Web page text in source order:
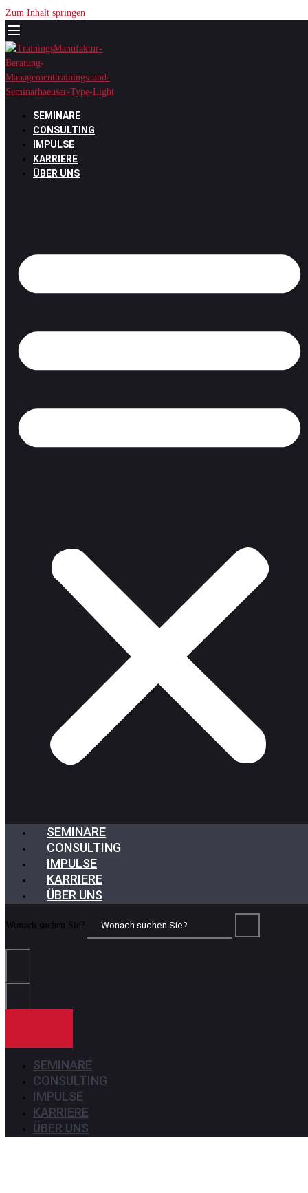
Zum Inhalt springen
SEMINARE
CONSULTING
IMPULSE
KARRIERE
ÜBER UNS
SEMINARE
CONSULTING
IMPULSE
KARRIERE
ÜBER UNS
Wonach suchen Sie?
SEMINARE
CONSULTING
IMPULSE
KARRIERE
ÜBER UNS